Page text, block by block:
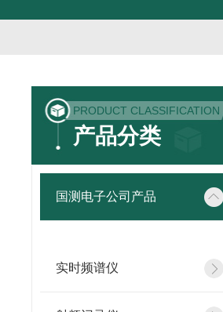
PRODUCT CLASSIFICATION
产品分类
国测电子公司产品
实时频谱仪